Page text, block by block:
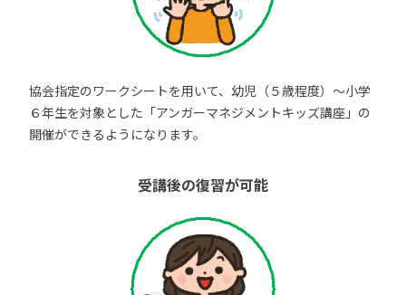
協会指定のワークシートを用いて、幼児（５歳程度）～小学
６年生を対象とした「アンガーマネジメントキッズ講座」の
開催ができるようになります。
受講後の復習が可能